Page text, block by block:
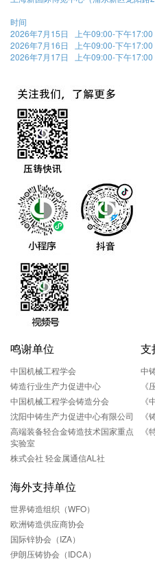
时间
2026年7月15日 上午09:00-下午17:00
2026年7月16日 上午09:00-下午17:00
2026年7月17日 上午09:00-下午17:00
鸣谢单位
中国机械工程学会
铸造行业生产力促进中心
中国机械工程学会铸造分会
沈阳中铸生产力促进中心有限公司
高端装备轻合金铸造技术国家重点
实验室
株式会社 轻金属通信AL社
支
中
《
《
《
海外支持单位
世界铸造组织（WFO）
欧洲铸造供应商协会
国际锌协会（IZA）
伊朗压铸协会（IDCA）